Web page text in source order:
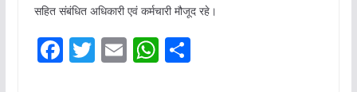
सहित संबंधित अधिकारी एवं कर्मचारी मौजूद रहे।
F T E W S